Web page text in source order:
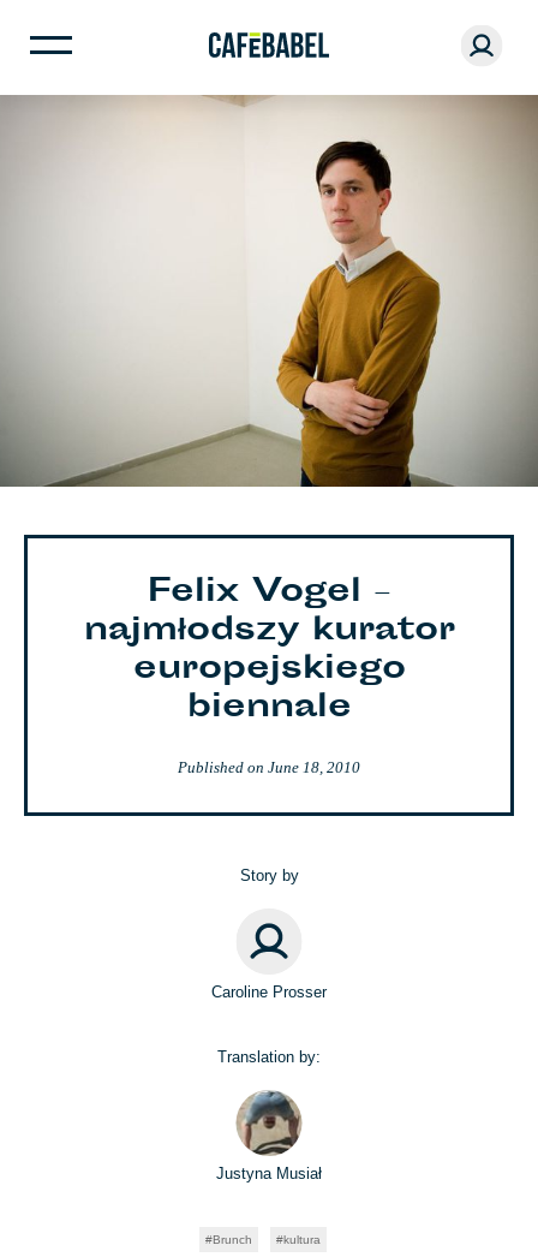
Felix Vogel –
najmłodszy kurator
europejskiego
biennale
Published on June 18, 2010
Story by
Caroline Prosser
Translation by:
Justyna Musiał
Brunch kultura